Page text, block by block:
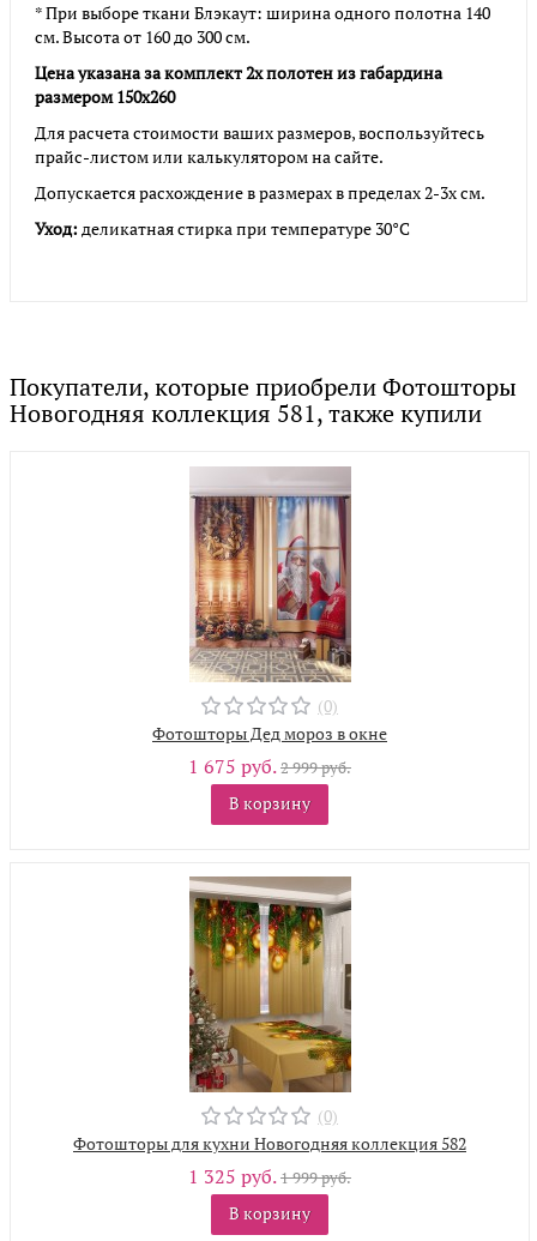
* При выборе ткани Блэкаут: ширина одного полотна 140
см. Высота от 160 до 300 см.
Цена указана за комплект 2х полотен из габардина
размером 150х260
Для расчета стоимости ваших размеров, воспользуйтесь
прайс-листом или калькулятором на сайте.
Допускается расхождение в размерах в пределах 2-3х см.
Уход: деликатная стирка при температуре 30°С
Покупатели, которые приобрели Фотошторы
Новогодняя коллекция 581, также купили
(0)
Фотошторы Дед мороз в окне
1 675 руб.2 999 руб.
В корзину
(0)
Фотошторы для кухни Новогодняя коллекция 582
1 325 руб.1 999 руб.
В корзину